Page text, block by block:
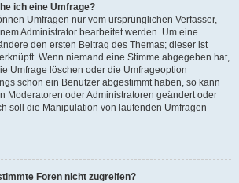
ich eine Umfrage?
Umfragen nur vom ursprünglichen Verfasser,
Administrator bearbeitet werden. Um eine
den ersten Beitrag des Themas; dieser ist
Wenn niemand eine Stimme abgegeben hat,
Umfrage löschen oder die Umfrageoption
schon ein Benutzer abgestimmt haben, so kann
Moderatoren oder Administratoren geändert oder
soll die Manipulation von laufenden Umfragen
Foren nicht zugreifen?